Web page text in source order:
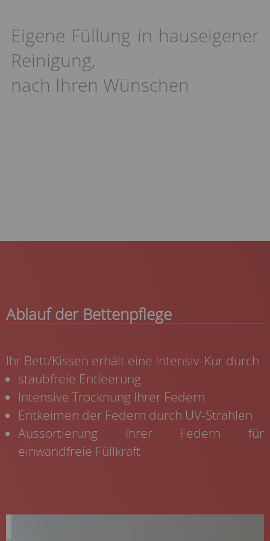
Eigene Füllung in hauseigener
Reinigung,
nach Ihren Wünschen
Ablauf der Bettenpflege
Ihr Bett/Kissen erhält eine Intensiv-Kur durch
staubfreie Entleerung
Intensive Trocknung Ihrer Federn
Entkeimen der Federn durch UV-Strahlen
Aussortierung Ihrer Federn für
einwandfreie Füllkraft